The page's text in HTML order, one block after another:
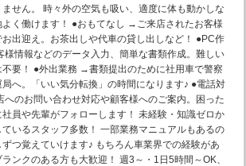
せん。 時々外の空気も吸い、適度に体も動かしな
よく働けます！ ●おもてなし →ご来店されたお客様
お出迎え。お茶出しや代車の貸し出しなど！ ●PC作
情報などのデータ入力、簡単な書類作成。難しい
不要！ ●外出業務 →書類提出のために社用車で警察
へ。「いい気分転換」の時間になります♪ ●電話対
のお問い合わせ対応や顧客様へのご案内。困った
社員や先輩がフォローします！ 未経験・知識ゼロか
ているスタッフ多数！ 一部業務マニュアルもあるの
つ覚えていけます♪ もちろん車業界での経験があ
ンクのある方も大歓迎！ 週3～・1日5時間～OK、